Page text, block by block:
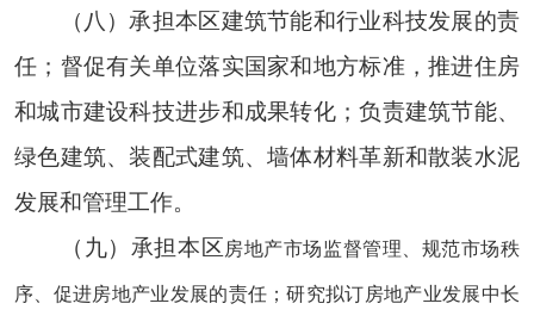
（八）承担本区建筑节能和行业科技发展的责
任；督促有关单位落实国家和地方标准，推进住房
和城市建设科技进步和成果转化；负责建筑节能、
绿色建筑、装配式建筑、墙体材料革新和散装水泥
发展和管理工作。
（九）承担本区房地产市场监督管理、规范市场秩
序、促进房地产业发展的责任；研究拟订房地产业发展中长